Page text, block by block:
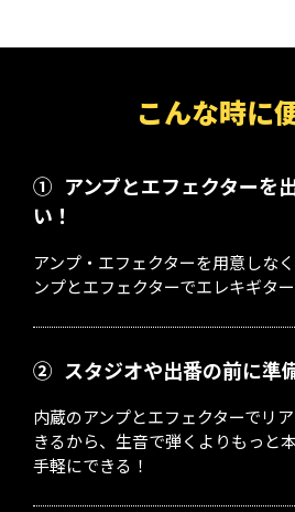
こんな時に
① アンプとエフェクターを
い！
アンプ・エフェクターを用意しな
ンプとエフェクターでエレキギタ
② スタジオや出番の前に準
内蔵のアンプとエフェクターでリ
きるから、生音で弾くよりもっと
手軽にできる！